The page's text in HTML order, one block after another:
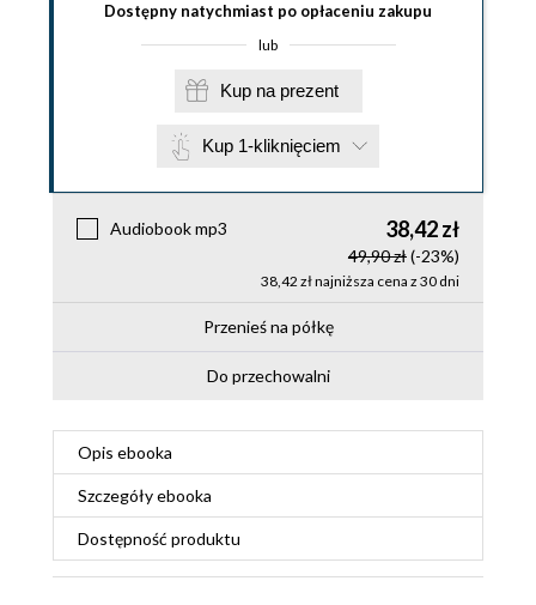
Dostępny natychmiast po opłaceniu zakupu
lub
Kup na prezent
Kup 1-kliknięciem
Audiobook mp3 38,42 zł
49,90 zł(-23%)
38,42 zł najniższa cena z 30 dni
Przenieś na półkę
Do przechowalni
Opis ebooka
Szczegółyebooka
Dostępność produktu